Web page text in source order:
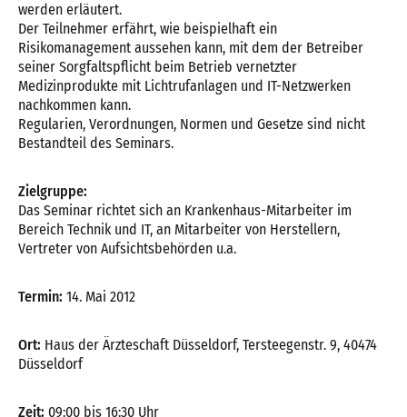
werden erläutert.
Der Teilnehmer erfährt, wie beispielhaft ein
Risikomanagement aussehen kann, mit dem der Betreiber
seiner Sorgfaltspflicht beim Betrieb vernetzter
Medizinprodukte mit Lichtrufanlagen und IT-Netzwerken
nachkommen kann.
Regularien, Verordnungen, Normen und Gesetze sind nicht
Bestandteil des Seminars.
Zielgruppe:
Das Seminar richtet sich an Krankenhaus-Mitarbeiter im
Bereich Technik und IT, an Mitarbeiter von Herstellern,
Vertreter von Aufsichtsbehörden u.a.
Termin: 14. Mai 2012
Ort: Haus der Ärzteschaft Düsseldorf, Tersteegenstr. 9, 40474
Düsseldorf
Zeit: 09:00 bis 16:30 Uhr